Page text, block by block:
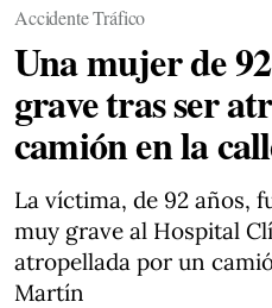
Accidente Tráfico
Una mujer de
grave tras ser
camión en la
La víctima, de 92 años,
muy grave al Hospital
atropellada por un
Martín